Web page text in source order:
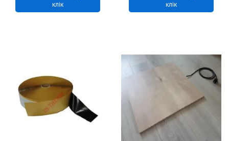
клік
клік